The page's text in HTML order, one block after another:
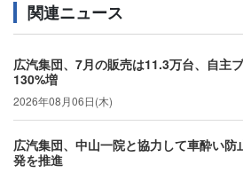
関連ニュース
広汽集団、7月の販売は11.3万台、自主
130%増
2026年08月06日(木)
広汽集団、中山一院と協力して車酔い防
発を推進